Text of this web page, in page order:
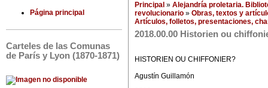
Página principal
Carteles de las Comunas
de París y Lyon (1870-1871)
Principal » Alejandría proletaria.
revolucionario » Obras, textos y
Artículos, folletos, presentaciones,
2018.00.00 Historien ou
HISTORIEN OU CHIFFONIER?
Agustín Guillamón